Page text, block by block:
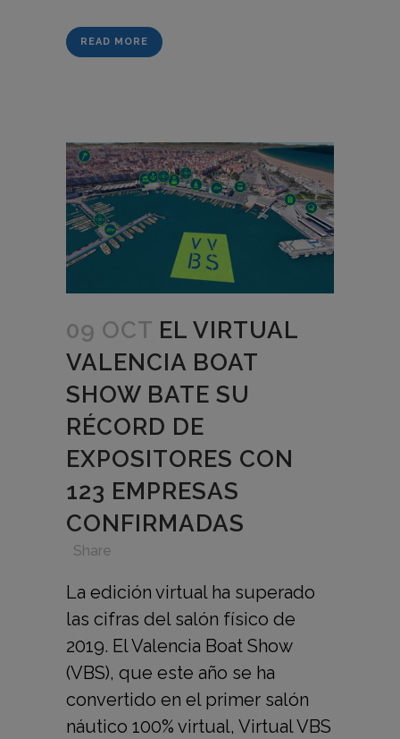
READ MORE
09 OCT EL VIRTUAL
VALENCIA BOAT
SHOW BATE SU
RÉCORD DE
EXPOSITORES CON
123 EMPRESAS
CONFIRMADAS
Share
La edición virtual ha superado
las cifras del salón físico de
2019. El Valencia Boat Show
(VBS), que este año se ha
convertido en el primer salón
náutico 100% virtual, Virtual VBS